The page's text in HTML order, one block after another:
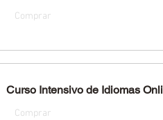
Comprar
Curso Intensivo de Idiomas
Comprar